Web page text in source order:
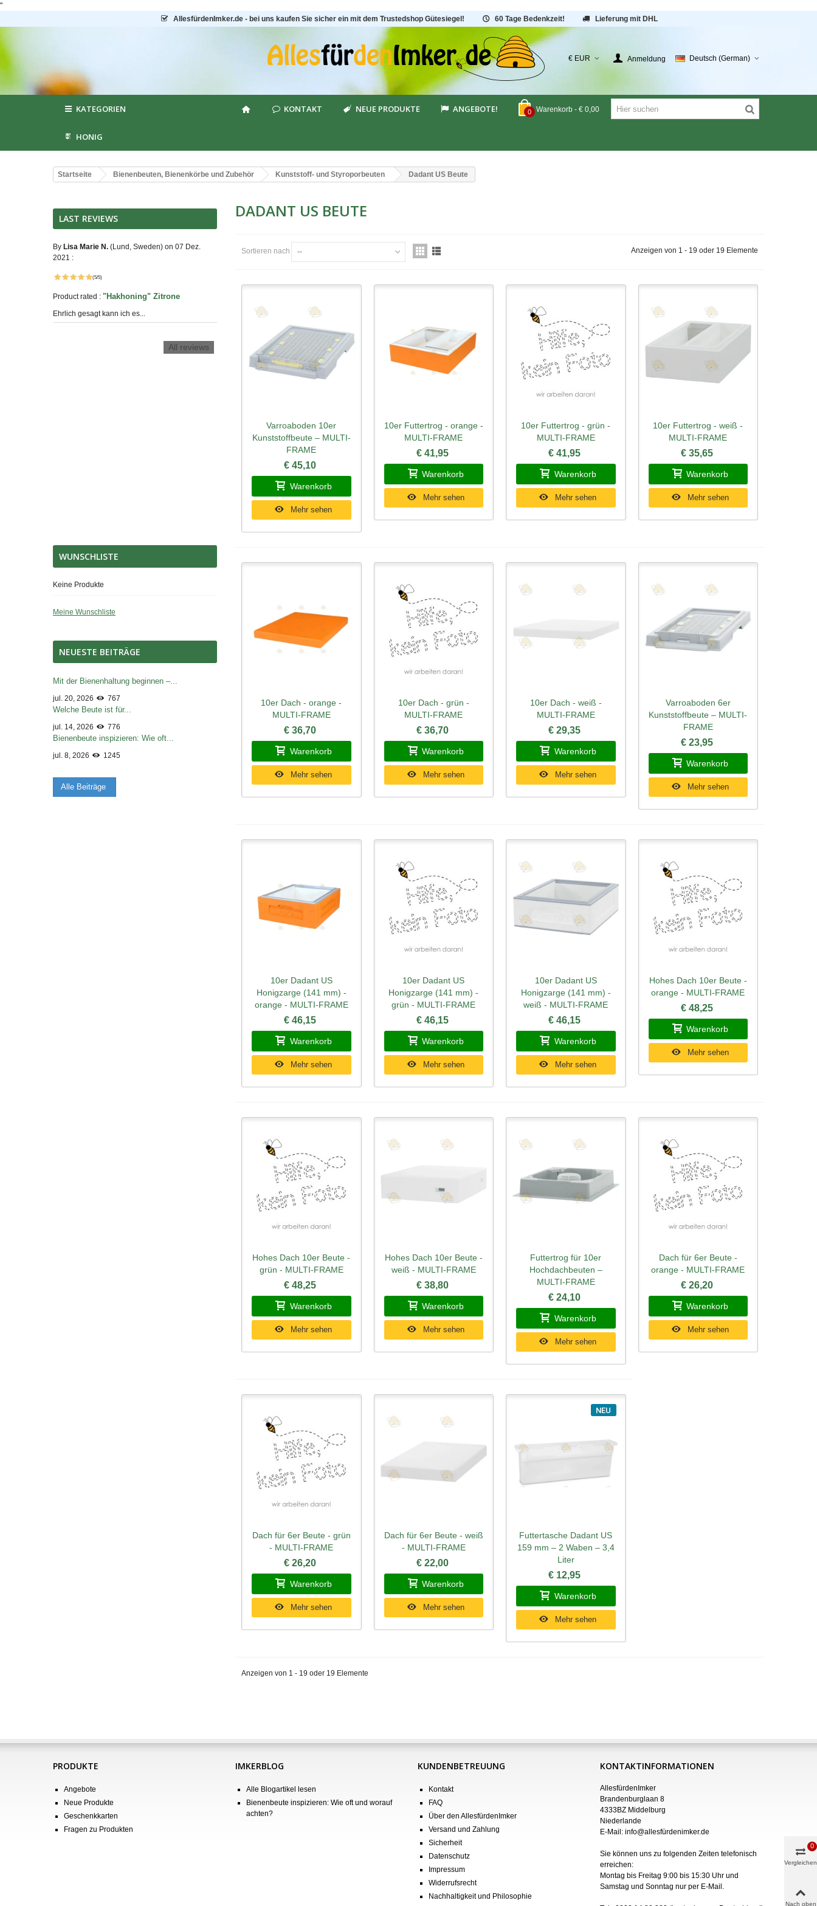
"
AllesfürdenImker.de - bei uns kaufen Sie sicher ein mit dem Trustedshop Gütesiegel!
60 Tage Bedenkzeit! Lieferung mit DHL
€ EUR Anmeldung Deutsch (German)
0 Warenkorb - € 0,00
KATEGORIEN KONTAKT NEUE PRODUKTE ANGEBOTE!
HONIG
Startseite Bienenbeuten, Bienenkörbe und Zubehör Kunststoff- und Styroporbeuten Dadant US Beute
LAST REVIEWS
By Lisa Marie N. (Lund, Sweden) on 07 Dez.
2021 :
(5/5)
Product rated : "Hakhoning" Zitrone
Ehrlich gesagt kann ich es...
All reviews
WUNSCHLISTE
Keine Produkte
Meine Wunschliste
NEUESTE BEITRÄGE
Mit der Bienenhaltung beginnen –...
jul. 20, 2026 767
Welche Beute ist für...
jul. 14, 2026 776
Bienenbeute inspizieren: Wie oft...
jul. 8, 2026 1245
Alle Beiträge
DADANT US BEUTE
Sortieren nach -- Anzeigen von 1 - 19 oder 19 Elemente
Schnellansicht
Varroaboden 10er
Kunststoffbeute – MULTI-
FRAME
€ 45,10
Warenkorb
Mehr sehen
Schnellansicht
10er Futtertrog - orange -
MULTI-FRAME
€ 41,95
Warenkorb
Mehr sehen
Schnellansicht
10er Futtertrog - grün -
MULTI-FRAME
€ 41,95
Warenkorb
Mehr sehen
Schnellansicht
10er Futtertrog - weiß -
MULTI-FRAME
€ 35,65
Warenkorb
Mehr sehen
Schnellansicht
10er Dach - orange -
MULTI-FRAME
€ 36,70
Warenkorb
Mehr sehen
Schnellansicht
10er Dach - grün -
MULTI-FRAME
€ 36,70
Warenkorb
Mehr sehen
Schnellansicht
10er Dach - weiß -
MULTI-FRAME
€ 29,35
Warenkorb
Mehr sehen
Schnellansicht
Varroaboden 6er
Kunststoffbeute – MULTI-
FRAME
€ 23,95
Warenkorb
Mehr sehen
Schnellansicht
10er Dadant US
Honigzarge (141 mm) -
orange - MULTI-FRAME
€ 46,15
Warenkorb
Mehr sehen
Schnellansicht
10er Dadant US
Honigzarge (141 mm) -
grün - MULTI-FRAME
€ 46,15
Warenkorb
Mehr sehen
Schnellansicht
10er Dadant US
Honigzarge (141 mm) -
weiß - MULTI-FRAME
€ 46,15
Warenkorb
Mehr sehen
Schnellansicht
Hohes Dach 10er Beute -
orange - MULTI-FRAME
€ 48,25
Warenkorb
Mehr sehen
Schnellansicht
Hohes Dach 10er Beute -
grün - MULTI-FRAME
€ 48,25
Warenkorb
Mehr sehen
Schnellansicht
Hohes Dach 10er Beute -
weiß - MULTI-FRAME
€ 38,80
Warenkorb
Mehr sehen
Schnellansicht
Futtertrog für 10er
Hochdachbeuten –
MULTI-FRAME
€ 24,10
Warenkorb
Mehr sehen
Schnellansicht
Dach für 6er Beute -
orange - MULTI-FRAME
€ 26,20
Warenkorb
Mehr sehen
Schnellansicht
Dach für 6er Beute - grün
- MULTI-FRAME
€ 26,20
Warenkorb
Mehr sehen
Schnellansicht
Dach für 6er Beute - weiß
- MULTI-FRAME
€ 22,00
Warenkorb
Mehr sehen
NEU
Schnellansicht
Futtertasche Dadant US
159 mm – 2 Waben – 3,4
Liter
€ 12,95
Warenkorb
Mehr sehen
Anzeigen von 1 - 19 oder 19 Elemente
PRODUKTE
Angebote
Neue Produkte
Geschenkkarten
Fragen zu Produkten
IMKERBLOG
Alle Blogartikel lesen
Bienenbeute inspizieren: Wie oft und worauf
achten?
KUNDENBETREUUNG
Kontakt
FAQ
Über den AllesfürdenImker
Versand und Zahlung
Sicherheit
Datenschutz
Impressum
Widerrufsrecht
Nachhaltigkeit und Philosophie
KONTAKTINFORMATIONEN
AllesfürdenImker
Brandenburglaan 8
4333BZ Middelburg
Niederlande
E-Mail: info@allesfürdenimker.de
Sie können uns zu folgenden Zeiten telefonisch
erreichen:
Montag bis Freitag 9:00 bis 15:30 Uhr und
Samstag und Sonntag nur per E-Mail
Vergleichen
0
Nach oben